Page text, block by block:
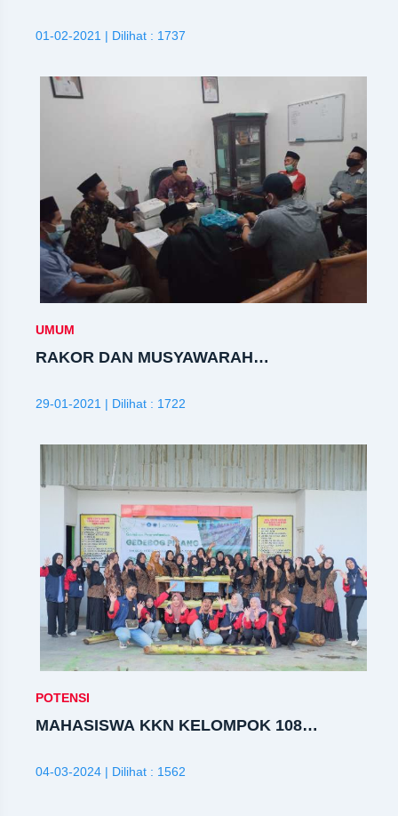
01-02-2021 | Dilihat : 1737
UMUM
RAKOR DAN MUSYAWARAH
29-01-2021 | Dilihat : 1722
POTENSI
MAHASISWA KKN KELOMPOK 108
PEMANFAATAN GEDEBOG PISANG
SEBAGAI MEDIA TANAM BUDIDAYA
04-03-2024 | Dilihat : 1562